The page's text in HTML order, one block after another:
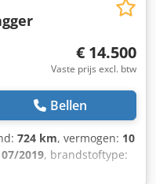
€ 14.500
Vaste prijs excl. btw
Bellen
724 km, vermogen: 10
07/2019, brandstoftype: